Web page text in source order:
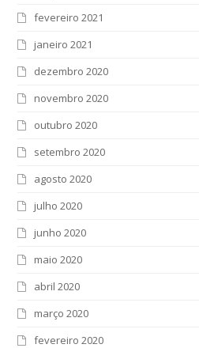
fevereiro 2021
janeiro 2021
dezembro 2020
novembro 2020
outubro 2020
setembro 2020
agosto 2020
julho 2020
junho 2020
maio 2020
abril 2020
março 2020
fevereiro 2020